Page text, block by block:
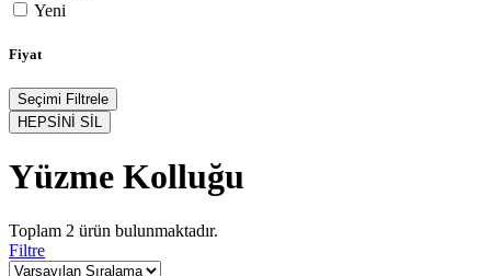
Yeni
Fiyat
Seçimi Filtrele
HEPSİNİ SİL
Yüzme Kolluğu
Toplam 2 ürün bulunmaktadır.
Filtre